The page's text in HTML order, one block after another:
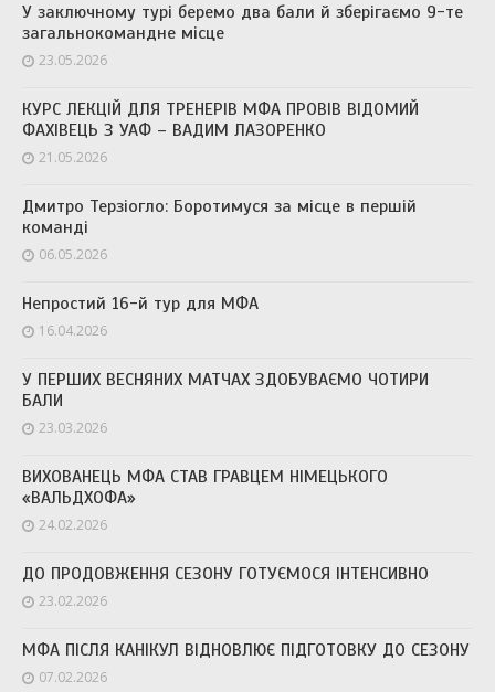
У заключному турі беремо два бали й зберігаємо 9-те
загальнокомандне місце
23.05.2026
КУРС ЛЕКЦІЙ ДЛЯ ТРЕНЕРІВ МФА ПРОВІВ ВІДОМИЙ
ФАХІВЕЦЬ З УАФ – ВАДИМ ЛАЗОРЕНКО
21.05.2026
Дмитро Терзіогло: Боротимуся за місце в першій
команді
06.05.2026
Непростий 16-й тур для МФА
16.04.2026
У ПЕРШИХ ВЕСНЯНИХ МАТЧАХ ЗДОБУВАЄМО ЧОТИРИ
БАЛИ
23.03.2026
ВИХОВАНЕЦЬ МФА СТАВ ГРАВЦЕМ НІМЕЦЬКОГО
«ВАЛЬДХОФА»
24.02.2026
ДО ПРОДОВЖЕННЯ СЕЗОНУ ГОТУЄМОСЯ ІНТЕНСИВНО
23.02.2026
МФА ПІСЛЯ КАНІКУЛ ВІДНОВЛЮЄ ПІДГОТОВКУ ДО СЕЗОНУ
07.02.2026